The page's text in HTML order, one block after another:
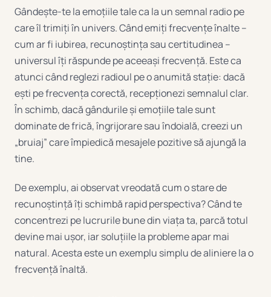
Gândește-te la emoțiile tale ca la un semnal radio pe
care îl trimiți în univers. Când emiți frecvențe înalte –
cum ar fi iubirea, recunoștința sau certitudinea –
universul îți răspunde pe aceeași frecvență. Este ca
atunci când reglezi radioul pe o anumită stație: dacă
ești pe frecvența corectă, recepționezi semnalul clar.
În schimb, dacă gândurile și emoțiile tale sunt
dominate de frică, îngrijorare sau îndoială, creezi un
„bruiaj” care împiedică mesajele pozitive să ajungă la
tine.
De exemplu, ai observat vreodată cum o stare de
recunoștință îți schimbă rapid perspectiva? Când te
concentrezi pe lucrurile bune din viața ta, parcă totul
devine mai ușor, iar soluțiile la probleme apar mai
natural. Acesta este un exemplu simplu de aliniere la o
frecvență înaltă.